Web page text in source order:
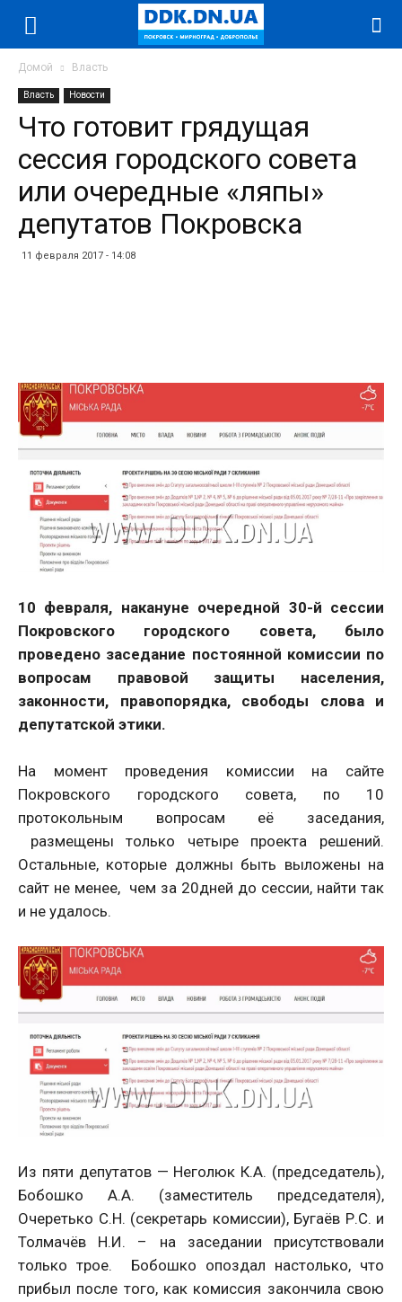
Домой Власть
Власть Новости
Что готовит грядущая
сессия городского совета
или очередные «ляпы»
депутатов Покровска
11 февраля 2017 - 14:08
10 февраля, накануне очередной 30-й сессии
Покровского городского совета, было
проведено заседание постоянной комиссии по
вопросам правовой защиты населения,
законности, правопорядка, свободы слова и
депутатской этики.
На момент проведения комиссии на сайте
Покровского городского совета, по 10
протокольным вопросам её заседания,
размещены только четыре проекта решений.
Остальные, которые должны быть выложены на
сайт не менее, чем за 20дней до сессии, найти так
и не удалось.
Из пяти депутатов — Неголюк К.А. (председатель),
Бобошко А.А. (заместитель председателя),
Очеретько С.Н. (секретарь комиссии), Бугаёв Р.С. и
Толмачёв Н.И. – на заседании присутствовали
только трое. Бобошко опоздал настолько, что
прибыл после того, как комиссия закончила свою